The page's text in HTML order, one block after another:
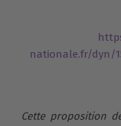
nationale.fr/dyn/
Cette proposition